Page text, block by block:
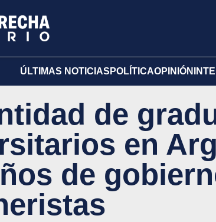
ÚLTIMAS NOTICIAS POLÍTICAOPINIÓN
de
en
de